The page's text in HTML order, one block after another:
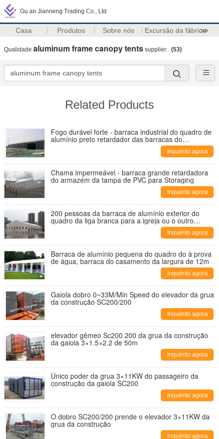
Gu an Jianneng Trading Co., Ltd
Casa Produtos Sobre nós Excursão da fábrica
>>
Qualidade aluminum frame canopy tents supplier. (53)
Related Products
Fogo durável forte - barraca industrial do quadro de
alumínio preto retardador das barracas do
Inquérito agora
Chama impermeável - barraca grande retardadora
do armazém da tampa de PVC para Storaging
Inquérito agora
200 pessoas da barraca de alumínio exterior do
quadro da liga branca para a igreja ou o outro
Inquérito agora
Barraca de alumínio pequena do quadro do à prova
de água, barraca do casamento da largura de 12m
Inquérito agora
Gaiola dobro 0~33M/Min Speed do elevador da grua
da construção SC200/200
Inquérito agora
elevador gêmeo Sc200 200 da grua da construção
da gaiola 3×1.5×2.2 de 50m
Inquérito agora
Único poder da grua 3×11KW do passageiro da
construção da gaiola SC200
Inquérito agora
O dobro SC200/200 prende o elevador 3×11KW da
grua da construção
Inquérito agora